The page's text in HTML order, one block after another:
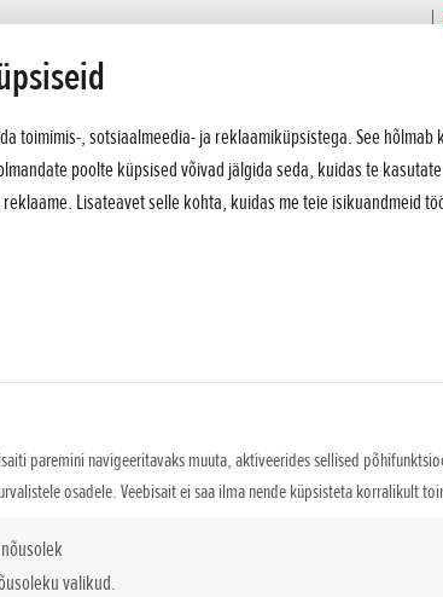
toimimis-, sotsiaalmeedia- ja reklaamiküpsistega. See
poolte küpsised võivad jälgida seda, kuidas te
Lisateavet selle kohta, kuidas me teie isikuandmeid
tab
paremini navigeeritavaks muuta, aktiveerides sellised
osadele. Veebisait ei saa ilma nende küpsisteta korralikult
valikud.